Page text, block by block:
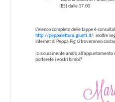
(BS) dalle 17.00
L’elenco completo delle tappe è
http://peppalettura.giunti.it/; inoltre
internet di Peppa Pig si troveranno
Io sicuramente andrò all'appuntamento
porterete i vostri bimbi?